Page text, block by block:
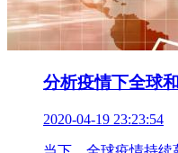
分析疫情下全球
2020-04-19 23:23:54